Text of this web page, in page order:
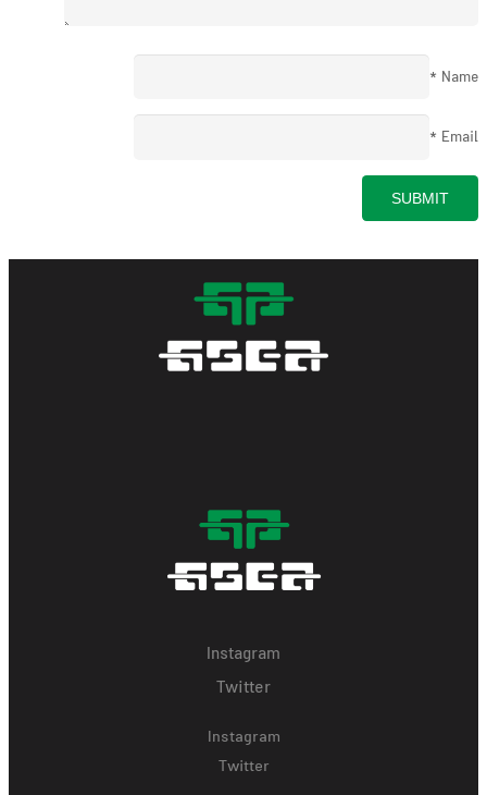
Name
*
Email
*
Instagram
Twitter
Instagram
Twitter